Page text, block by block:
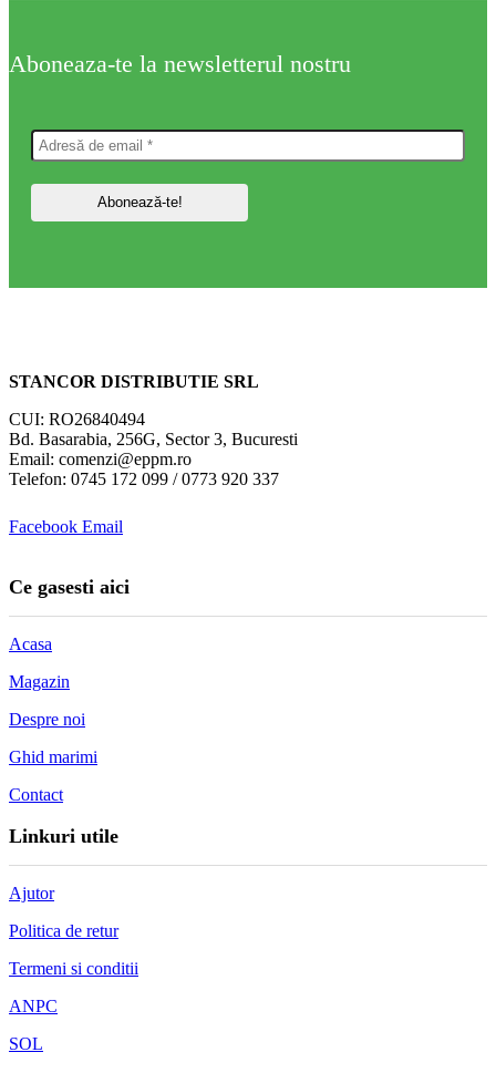
Aboneaza-te la newsletterul nostru
STANCOR DISTRIBUTIE SRL
CUI: RO26840494
Bd. Basarabia, 256G, Sector 3, Bucuresti
Email: comenzi@eppm.ro
Telefon: 0745 172 099 / 0773 920 337
Facebook Email
Ce gasesti aici
Acasa
Magazin
Despre noi
Ghid marimi
Contact
Linkuri utile
Ajutor
Politica de retur
Termeni si conditii
ANPC
SOL